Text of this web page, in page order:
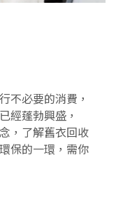
不必要的消費，
經蓬勃興盛，
，了解舊衣回收
保的一環，需你